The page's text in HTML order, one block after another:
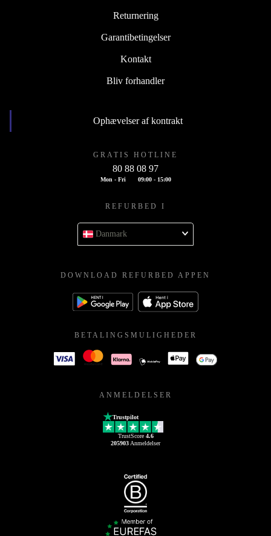
Returnering
Garantibetingelser
Kontakt
Bliv forhandler
Ophævelser af kontrakt
GRATIS HOTLINE
80 88 08 97
Mon - Fri 09:00 - 15:00
REFURBED I
Danmark
DOWNLOAD REFURBED APPEN
BETALINGSMULIGHEDER
ANMELDELSER
Trustpilot
TrustScore 4.6
205903 Anmeldelser